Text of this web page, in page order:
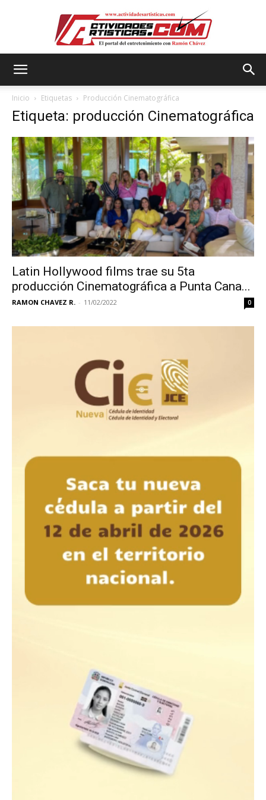
Inicio Etiquetas Producción Cinematográfica
Etiqueta: producción Cinematográfica
Latin Hollywood films trae su 5ta
producción Cinematográfica a Punta Cana...
RAMON CHAVEZ R. - 11/02/2022 0